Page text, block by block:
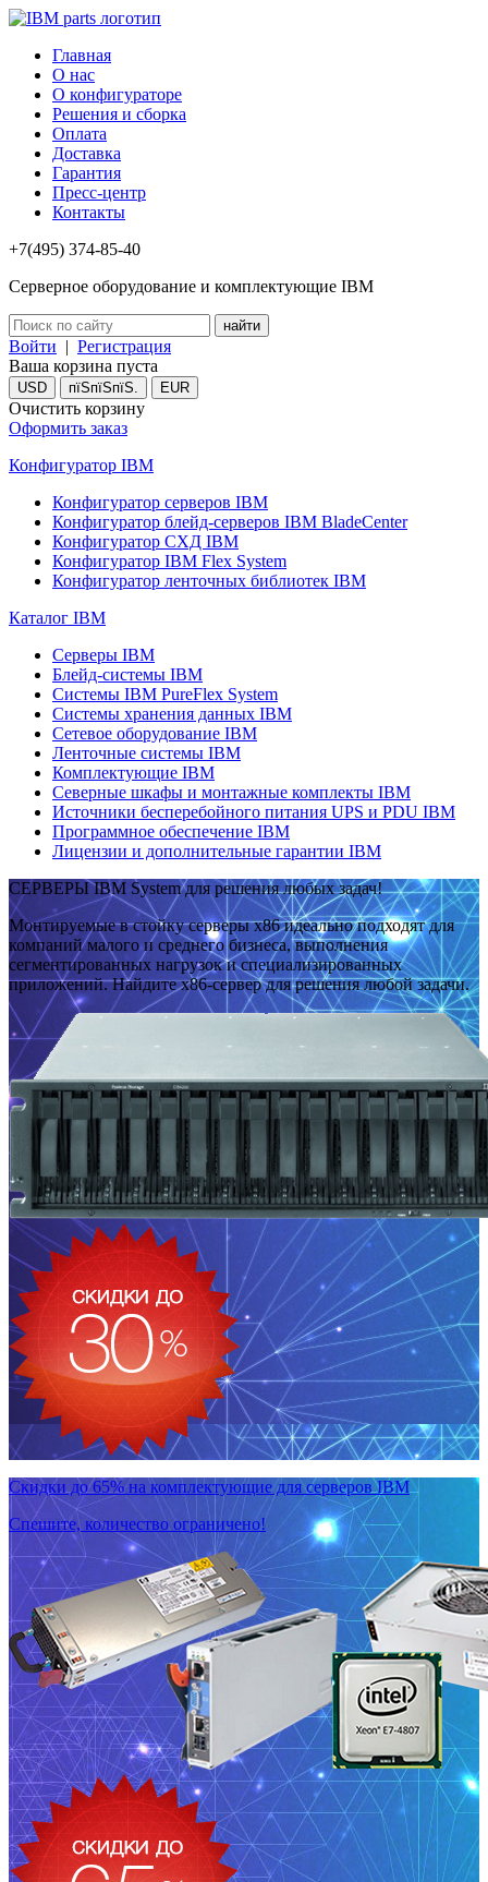
Главная
О нас
О конфигураторе
Решения и сборка
Оплата
Доставка
Гарантия
Пресс-центр
Контакты
+7(495) 374-85-40
Серверное оборудование и комплектующие IBM
Войти | Регистрация
Ваша корзина пуста
USD пїЅпїЅпїЅ. EUR
Очистить корзину
Оформить заказ
Конфигуратор IBM
Конфигуратор серверов IBM
Конфигуратор блейд-серверов IBM BladeCenter
Конфигуратор СХД IBM
Конфигуратор IBM Flex System
Конфигуратор ленточных библиотек IBM
Каталог IBM
Серверы IBM
Блейд-системы IBM
Системы IBM PureFlex System
Системы хранения данных IBM
Сетевое оборудование IBM
Ленточные системы IBM
Комплектующие IBM
Северные шкафы и монтажные комплекты IBM
Источники бесперебойного питания UPS и PDU IBM
Программное обеспечение IBM
Лицензии и дополнительные гарантии IBM
СЕРВЕРЫ IBM System для решения любых задач!
Монтируемые в стойку серверы x86 идеально подходят для
компаний малого и среднего бизнеса, выполнения
сегментированных нагрузок и специализированных
приложений. Найдите x86-сервер для решения любой задачи.
Скидки до 65% на комплектующие для серверов IBM
Спешите, количество ограничено!